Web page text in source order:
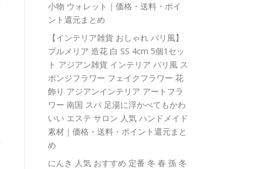
小物 ウォレット｜価格・送料・ポイ
ント還元まとめ
【インテリア雑貨 おしゃれ バリ風】
プルメリア 造花 白 SS 4cm 5個1セッ
ト アジアン雑貨 インテリア バリ風 ス
ポンジフラワー フェイクフラワー 花
飾り アジアンインテリア アートフラ
ワー 南国 スパ 足湯に浮かべてもかわ
いい エステ サロン 人気 ハンドメイド
素材｜価格・送料・ポイント還元まと
め
にんき 人気 おすすめ 定番 冬 春 孫 冬